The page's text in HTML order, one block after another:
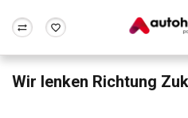
Zum Antrag Alle Fragen &
Wir lenken Richtung